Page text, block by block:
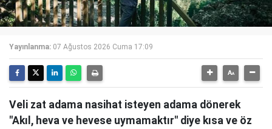
Yayınlanma: 07 Ağustos 2026 Cuma 17:09
Veli zat adama nasihat isteyen adama dönerek
"Akıl, heva ve hevese uymamaktır" diye kısa ve öz